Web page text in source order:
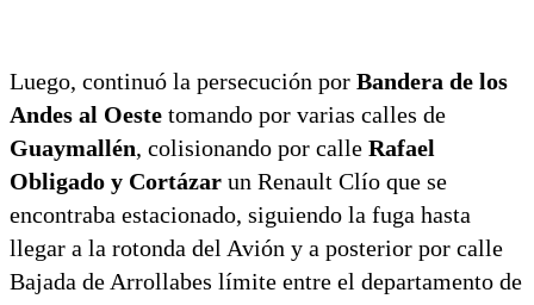
Luego, continuó la persecución por Bandera de los
Andes al Oeste tomando por varias calles de
Guaymallén, colisionando por calle Rafael
Obligado y Cortázar un Renault Clío que se
encontraba estacionado, siguiendo la fuga hasta
llegar a la rotonda del Avión y a posterior por calle
Bajada de Arrollabes límite entre el departamento de